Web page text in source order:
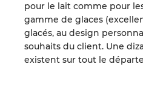
pour le lait comme pour
gamme de glaces
glacés, au design
souhaits du client. Une
existent sur tout le